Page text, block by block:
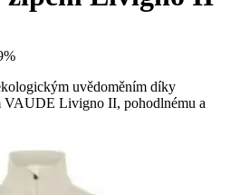
uvědoměním díky
VAUDE Livigno II, pohodlnému a